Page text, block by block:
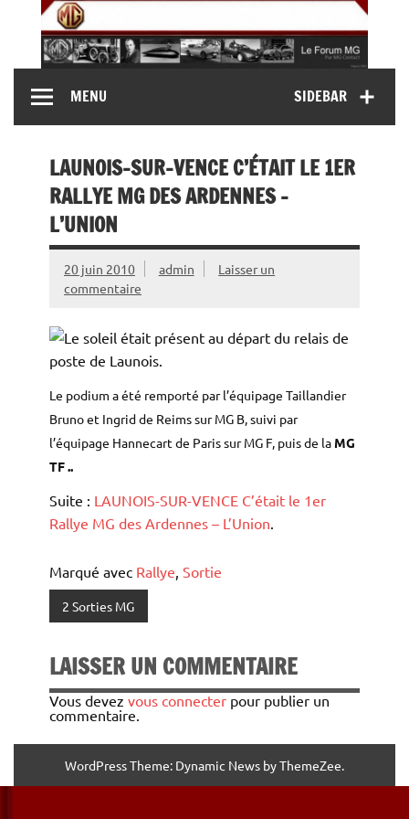
content
MG Contact
MG B, MG F, MG A, Midget…)SIDEBAR
MENU
LAUNOIS-SUR-VENCE C’ÉTAIT LE 1ER
RALLYE MG DES ARDENNES –
L’UNION
20 juin 2010 admin
Laisser un
commentaire
Le podium a été remporté par l’équipage Taillandier
Bruno et Ingrid de Reims sur MG B, suivi par
l’équipage Hannecart de Paris sur MG F, puis de la MG
TF..
Suite : LAUNOIS-SUR-VENCE C’était le 1er
Rallye MG des Ardennes – L’Union.
Marqué avec Rallye, Sortie
2 Sorties MG
LAISSER UN COMMENTAIRE
Vous devez vous connecter pour publier un
commentaire.
WordPress Theme: Dynamic News by ThemeZee.